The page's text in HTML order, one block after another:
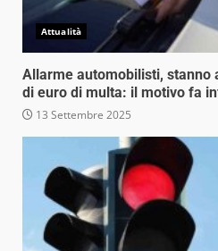
Attualità
Allarme automobilisti, stanno
di euro di multa: il motivo fa
13 Settembre 2025